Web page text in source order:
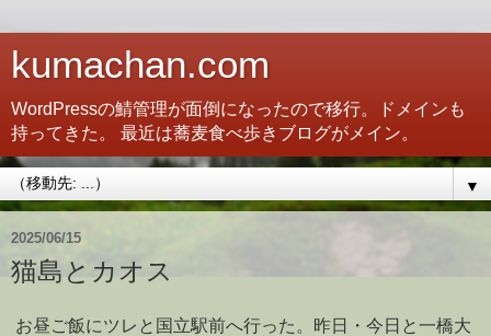
kumachan.com
WordPressの鯖管理が面倒になったので移行。ドメインも
持ってきた。 最近は蕎麦食べ歩きブログがメイン。
▼
2025/06/15
猫島とカオス
お昼ご飯にツレと国立駅前へ行った。昨日・今日と一橋大